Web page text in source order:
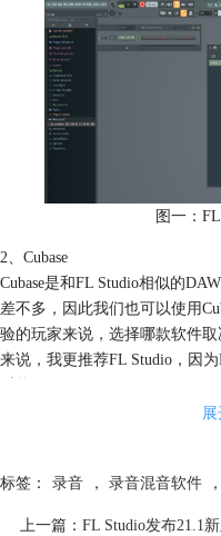
图一：
2、Cubase
Cubase是和FL Studio相似的
差不多，因此我们也可以使用
验的玩家来说，选择哪款软件
来说，我更推荐FL Studio，因
标签： 录音 ， 录音混音软件 ，
上一篇： FL Studio发布21.1